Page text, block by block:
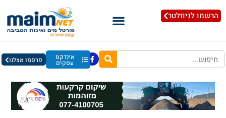
הרשמו לניוזלטר
אינדקס
עסקים פרסמו אצלנו